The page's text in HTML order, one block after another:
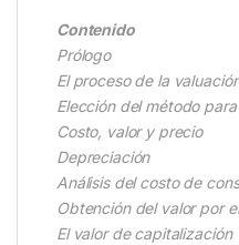
Contenido
Prólogo
El proceso de la
Elección del método
Costo, valor y precio
Depreciación
Análisis del costo de
Obtención del valor por
El valor de capitalización